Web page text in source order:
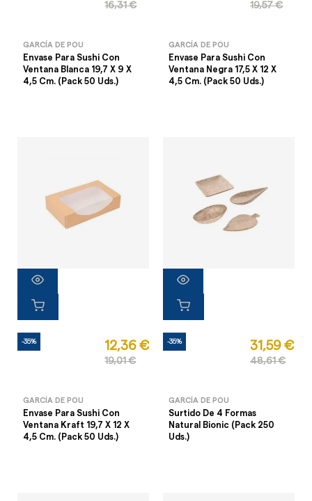
16,31 €
GARCÍA DE POU
Envase Para Sushi Con
Ventana Blanca 19,7 X 9 X
4,5 Cm. (Pack 50 Uds.)
19,57 €
GARCÍA DE POU
Envase Para Sushi Con
Ventana Negra 17,5 X 12 X
4,5 Cm. (Pack 50 Uds.)
-35% 12,36 €
19,01 €
GARCÍA DE POU
Envase Para Sushi Con
Ventana Kraft 19,7 X 12 X
4,5 Cm. (Pack 50 Uds.)
-35% 31,59 €
48,61 €
GARCÍA DE POU
Surtido De 4 Formas
Natural Bionic (Pack 250
Uds.)